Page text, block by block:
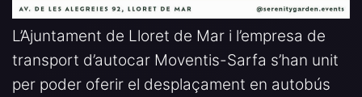
L’Ajuntament de Lloret de Mar i l’empresa de
transport d’autocar Moventis-Sarfa s’han unit
per poder oferir el desplaçament en autobús